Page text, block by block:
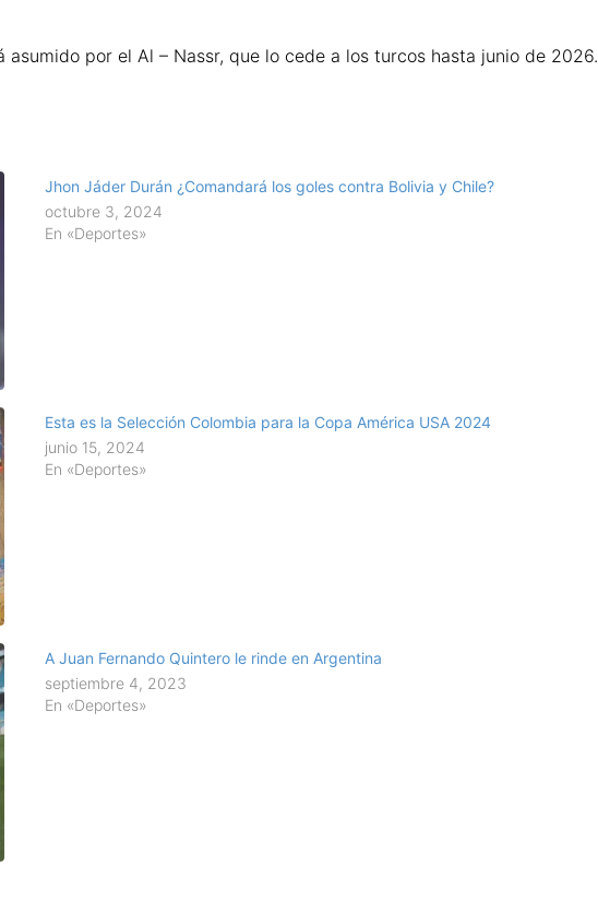
por el Al – Nassr, que lo cede a los turcos hasta junio de 2026.
Jhon Jáder Durán ¿Comandará los goles contra Bolivia y Chile?
octubre 3, 2024
En «Deportes»
Esta es la Selección Colombia para la Copa América USA 2024
junio 15, 2024
En «Deportes»
A Juan Fernando Quintero le rinde en Argentina
septiembre 4, 2023
En «Deportes»